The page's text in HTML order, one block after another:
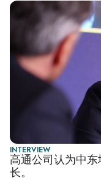
INTERVIEW
高通公司认为中
长。